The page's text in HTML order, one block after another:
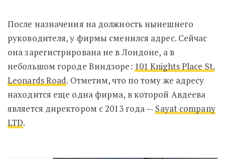
После назначения на должность нынешнего
руководителя, у фирмы сменился адрес. Сейчас
она зарегистрирована не в Лондоне, а в
небольшом городе Виндзоре: 101 Knights Place St.
Leonards Road. Отметим, что по тому же адресу
находится еще одна фирма, в которой Авдеева
является директором с 2013 года — Sayat company
LTD.